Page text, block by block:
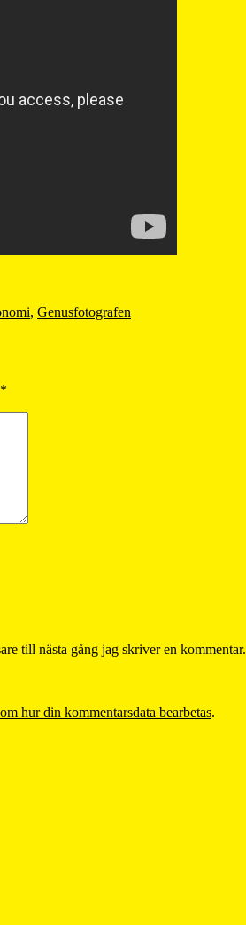
, Genusfotografen
*
till nästa gång jag skriver en kommentar.
hur din kommentarsdata bearbetas.